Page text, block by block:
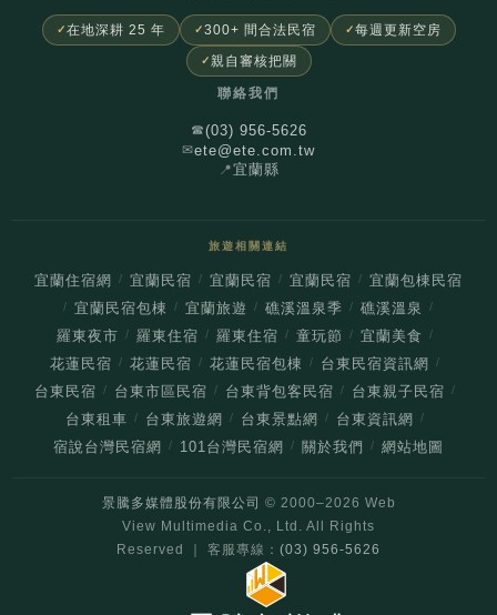
在地深耕 25 年 300+ 間合法民宿 每週更新空房
親自審核把關
聯絡我們
☎(03) 956-5626
✉ete@ete.com.tw
📍宜蘭縣
旅遊相關連結
宜蘭住宿網 / 宜蘭民宿 / 宜蘭民宿 / 宜蘭民宿 / 宜蘭包棟民宿
/ 宜蘭民宿包棟 / 宜蘭旅遊 / 礁溪溫泉季 / 礁溪溫泉 /
羅東夜市 / 羅東住宿 / 羅東住宿 / 童玩節 / 宜蘭美食 /
花蓮民宿 / 花蓮民宿 / 花蓮民宿包棟 / 台東民宿資訊網 /
台東民宿 / 台東市區民宿 / 台東背包客民宿 / 台東親子民宿 /
台東租車 / 台東旅遊網 / 台東景點網 / 台東資訊網 /
宿說台灣民宿網 / 101台灣民宿網 / 關於我們 / 網站地圖
景騰多媒體股份有限公司 © 2000–2026 Web
View Multimedia Co., Ltd. All Rights
Reserved ｜ 客服專線： (03) 956-5626